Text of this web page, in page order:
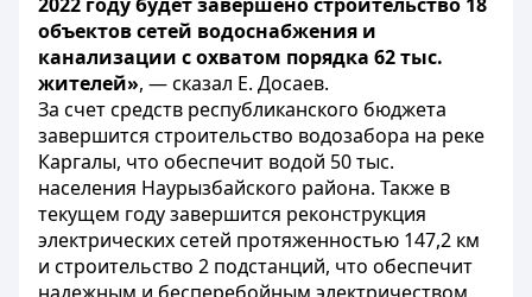
объектов сетей водоснабжения и
канализации с охватом порядка 62 тыс.
жителей», — сказал Е. Досаев.
За счет средств республиканского бюджета
завершится строительство водозабора на реке
Каргалы, что обеспечит водой 50 тыс.
населения Наурызбайского района. Также в
текущем году завершится реконструкция
электрических сетей протяженностью 147,2 км
и строительство 2 подстанций, что обеспечит